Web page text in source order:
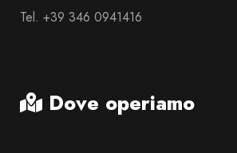
Tel. +39 346 0941416
Dove operiamo